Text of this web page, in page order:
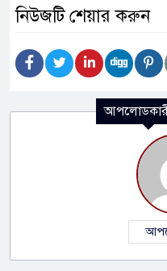
নিউজটি শেয়ার করুন